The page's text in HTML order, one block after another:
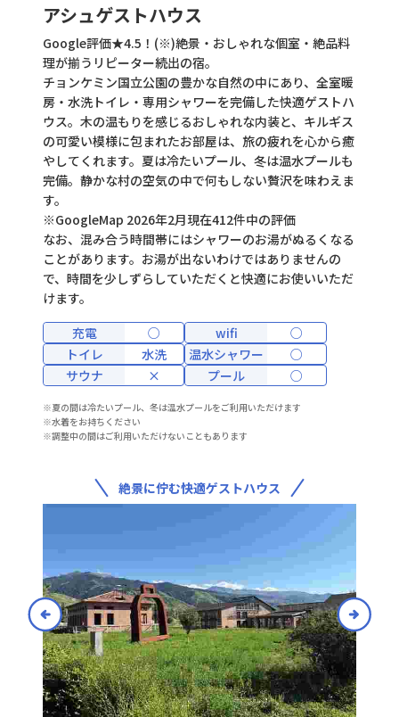
絶景に佇む快適ゲストハウス
アシュゲストハウス
Google評価★4.5！(※)絶景・おしゃれな個室・絶品料
理が揃うリピーター続出の宿。
チョンケミン国立公園の豊かな自然の中にあり、全室暖
房・水洗トイレ・専用シャワーを完備した快適ゲストハ
ウス。木の温もりを感じるおしゃれな内装と、キルギス
の可愛い模様に包まれたお部屋は、旅の疲れを心から癒
やしてくれます。夏は冷たいプール、冬は温水プールも
完備。静かな村の空気の中で何もしない贅沢を味わえま
す。
※GoogleMap 2026年2月現在412件中の評価
なお、混み合う時間帯にはシャワーのお湯がぬるくなる
ことがあります。お湯が出ないわけではありませんの
で、時間を少しずらしていただくと快適にお使いいただ
けます。
充電
○ wifi
○
トイレ
水洗 温水シャワー
○
サウナ
× プール ○
※夏の間は冷たいプール、冬は温水プールをご利用いただけます
※水着をお持ちください
※調整中の間はご利用いただけないこともあります